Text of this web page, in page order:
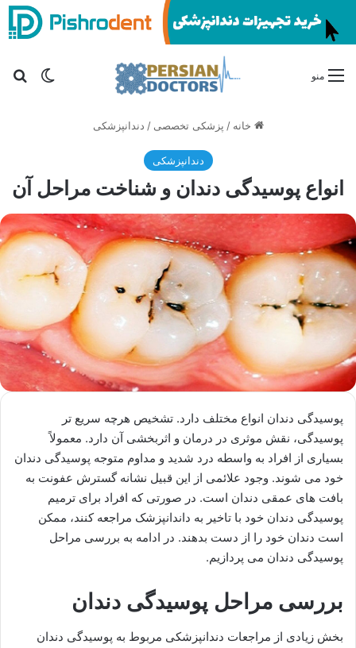
تغییر منو
خانه / پزشکی تخصصی / دندانپزشکی
دندانپزشکی
انواع پوسیدگی دندان و شناخت مراحل آن
پوسیدگی دندان انواع مختلف دارد. تشخیص هرچه سریع تر
پوسیدگی، نقش موثری در درمان و اثربخشی آن دارد. معمولاً
بسیاری از افراد به واسطه درد شدید و مداوم متوجه پوسیدگی دندان
خود می شوند. وجود علائمی از این قبیل نشانه گسترش عفونت به
بافت های عمقی دندان است. در صورتی که افراد برای ترمیم
پوسیدگی دندان خود با تاخیر به داندانپزشک مراجعه کنند، ممکن
است دندان خود را از دست بدهند. در ادامه به بررسی مراحل
پوسیدگی دندان می پردازیم.
بررسی مراحل پوسیدگی دندان
بخش زیادی از مراجعات دندانپزشکی مربوط به پوسیدگی دندان